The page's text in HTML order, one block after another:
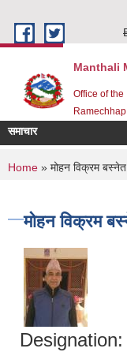
Manthali
Office of
Ramechhap
समाचार
You are
Home » मोहन विक्रम बस्नेत
मोहन विक्रम
Designation: